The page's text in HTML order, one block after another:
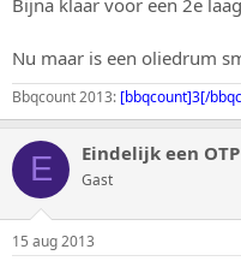
Nu maar is een oliedrum
Bbqcount 2013: [bbqcount]3[/
E Eindelijk een OTP
Gast
15 aug 2013